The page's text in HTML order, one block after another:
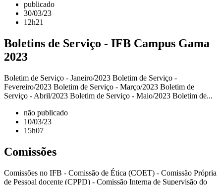
publicado
30/03/23
12h21
Boletins de Serviço - IFB Campus Gama
2023
Boletim de Serviço - Janeiro/2023 Boletim de Serviço -
Fevereiro/2023 Boletim de Serviço - Março/2023 Boletim de
Serviço - Abril/2023 Boletim de Serviço - Maio/2023 Boletim de...
não publicado
10/03/23
15h07
Comissões
Comissões no IFB - Comissão de Ética (COET) - Comissão Própria
de Pessoal docente (CPPD) - Comissão Interna de Supervisão do